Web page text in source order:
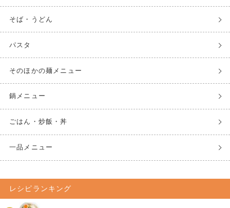
そば・うどん
パスタ
そのほかの麺メニュー
鍋メニュー
ごはん・炒飯・丼
一品メニュー
レシピランキング